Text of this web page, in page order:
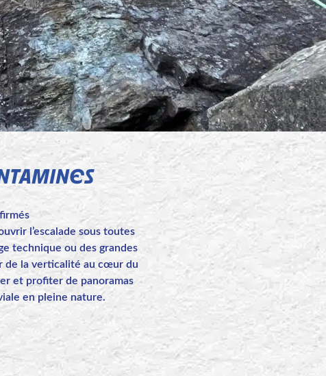
l’escalade sous toutes
technique ou des grandes
de la verticalité au cœur du
et profiter de panoramas
en pleine nature.